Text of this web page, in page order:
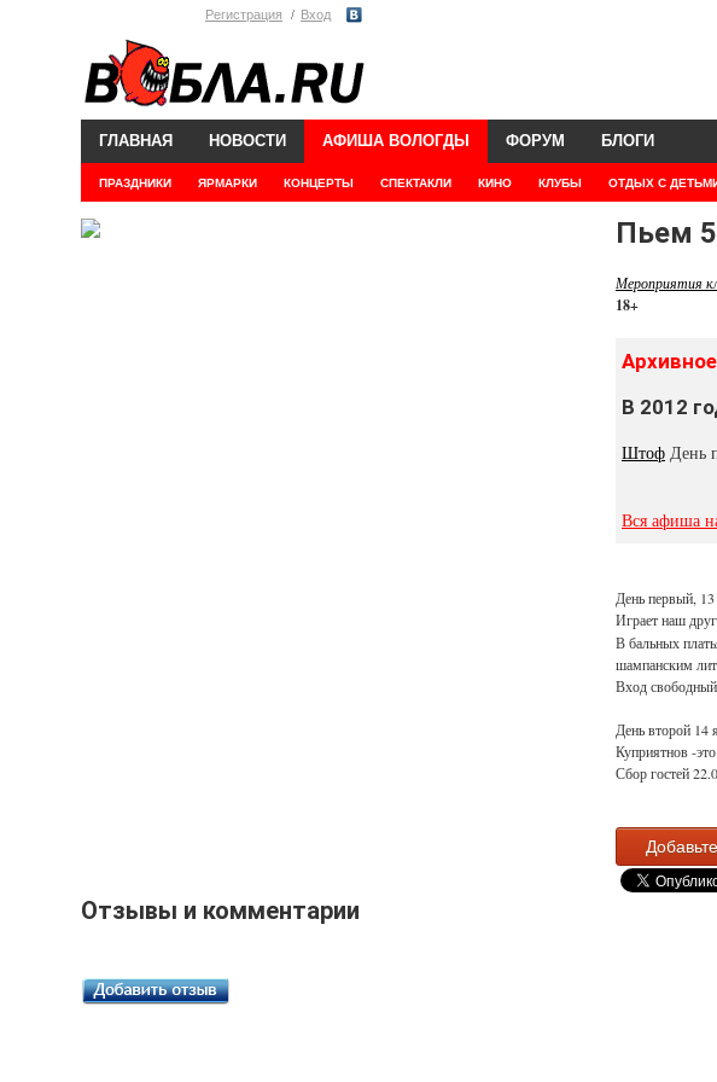
Регистрация Вход
ГЛАВНАЯ НОВОСТИ АФИША ВОЛОГДЫ
ПРАЗДНИКИ ЯРМАРКИ КОНЦЕРТЫ СПЕКТАКЛИ КИНО КЛУБЫ ОТДЫХ С
ФОРУМ БЛОГИ
Пьем
Мероприятия
18+
В 2012
Штоф День
Вся афиша
День первый,
Играет наш
В бальных
шампанским
Вход
День второй 14
Куприятнов -
Сбор гостей
Отзывы и комментарии